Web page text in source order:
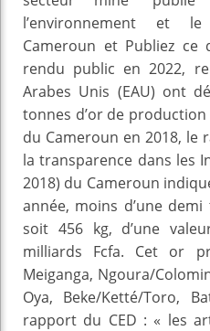
l’environnement et le
Cameroun et Publiez ce
rendu public en 2022,
Arabes Unis (EAU) ont
tonnes d’or de
du Cameroun en 2018, le
la transparence dans les
2018) du Cameroun
année, moins d’une
soit 456 kg, d’une
milliards Fcfa. Cet or
Meiganga, Ngoura/
Oya, Beke/Ketté/Toro,
rapport du CED : « les